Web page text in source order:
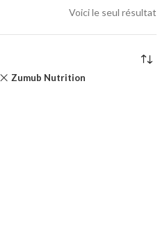
Voici le seul résultat
Zumub Nutrition